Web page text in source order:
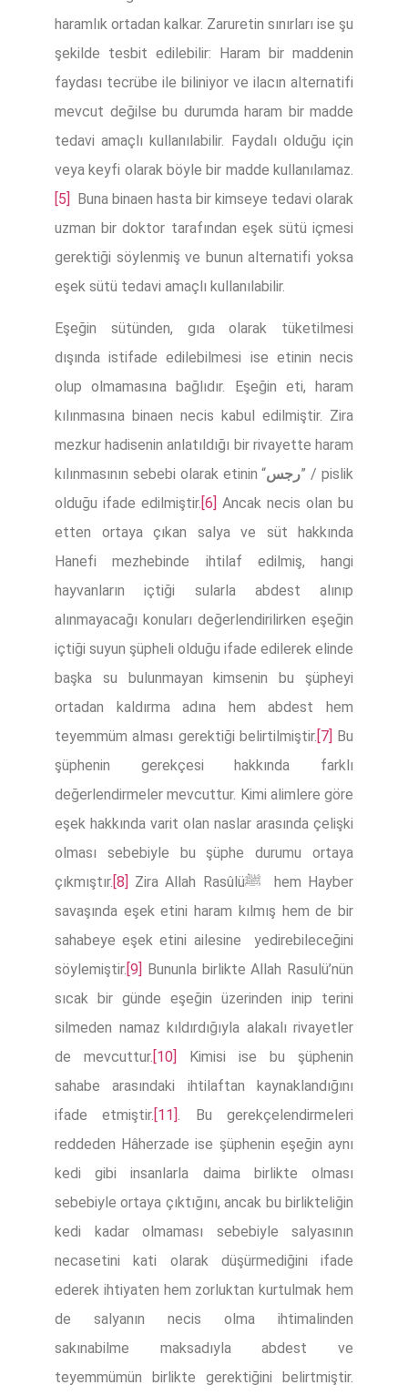
haramlık ortadan kalkar. Zaruretin sınırları ise şu
şekilde tesbit edilebilir: Haram bir maddenin
faydası tecrübe ile biliniyor ve ilacın alternatifi
mevcut değilse bu durumda haram bir madde
tedavi amaçlı kullanılabilir. Faydalı olduğu için
veya keyfi olarak böyle bir madde kullanılamaz.
[5] Buna binaen hasta bir kimseye tedavi olarak
uzman bir doktor tarafından eşek sütü içmesi
gerektiği söylenmiş ve bunun alternatifi yoksa
eşek sütü tedavi amaçlı kullanılabilir.
Eşeğin sütünden, gıda olarak tüketilmesi
dışında istifade edilebilmesi ise etinin necis
olup olmamasına bağlıdır. Eşeğin eti, haram
kılınmasına binaen necis kabul edilmiştir. Zira
mezkur hadisenin anlatıldığı bir rivayette haram
kılınmasının sebebi olarak etinin “رجس” / pislik
olduğu ifade edilmiştir.[6] Ancak necis olan bu
etten ortaya çıkan salya ve süt hakkında
Hanefi mezhebinde ihtilaf edilmiş, hangi
hayvanların içtiği sularla abdest alınıp
alınmayacağı konuları değerlendirilirken eşeğin
içtiği suyun şüpheli olduğu ifade edilerek elinde
başka su bulunmayan kimsenin bu şüpheyi
ortadan kaldırma adına hem abdest hem
teyemmüm alması gerektiği belirtilmiştir.[7] Bu
şüphenin gerekçesi hakkında farklı
değerlendirmeler mevcuttur. Kimi alimlere göre
eşek hakkında varit olan naslar arasında çelişki
olması sebebiyle bu şüphe durumu ortaya
çıkmıştır.[8] Zira Allah Rasûlüﷺ hem Hayber
savaşında eşek etini haram kılmış hem de bir
sahabeye eşek etini ailesine yedirebileceğini
söylemiştir.[9] Bununla birlikte Allah Rasulü’nün
sıcak bir günde eşeğin üzerinden inip terini
silmeden namaz kıldırdığıyla alakalı rivayetler
de mevcuttur.[10]
Kimisi ise bu şüphenin
sahabe arasındaki ihtilaftan kaynaklandığını
ifade etmiştir.[11]. Bu gerekçelendirmeleri
reddeden Hâherzade ise şüphenin eşeğin aynı
kedi gibi insanlarla daima birlikte olması
sebebiyle ortaya çıktığını, ancak bu birlikteliğin
kedi kadar olmaması sebebiyle salyasının
necasetini kati olarak düşürmediğini ifade
ederek ihtiyaten hem zorluktan kurtulmak hem
de salyanın necis olma ihtimalinden
sakınabilme maksadıyla abdest ve
teyemmümün birlikte gerektiğini belirtmiştir.